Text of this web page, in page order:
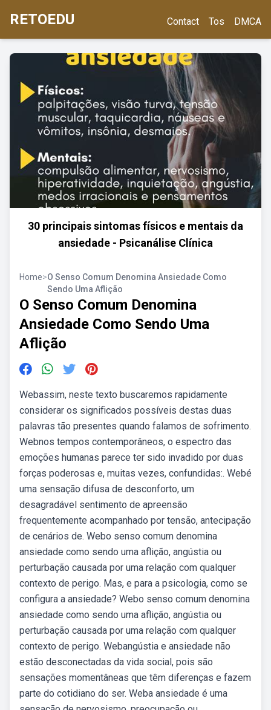
RETOEDU Contact Tos DMCA
30 principais sintomas físicos e mentais da
ansiedade - Psicanálise Clínica
Home>O Senso Comum Denomina Ansiedade Como
Sendo Uma Aflição
O Senso Comum Denomina
Ansiedade Como Sendo Uma
Aflição
Webassim, neste texto buscaremos rapidamente
considerar os significados possíveis destas duas
palavras tão presentes quando falamos de sofrimento.
Webnos tempos contemporâneos, o espectro das
emoções humanas parece ter sido invadido por duas
forças poderosas e, muitas vezes, confundidas:. Webé
uma sensação difusa de desconforto, um
desagradável sentimento de apreensão
frequentemente acompanhado por tensão, antecipação
de cenários de. Webo senso comum denomina
ansiedade como sendo uma aflição, angústia ou
perturbação causada por uma relação com qualquer
contexto de perigo. Mas, e para a psicologia, como se
configura a ansiedade? Webo senso comum denomina
ansiedade como sendo uma aflição, angústia ou
perturbação causada por uma relação com qualquer
contexto de perigo. Webangústia e ansiedade não
estão desconectadas da vida social, pois são
sensações momentâneas que têm diferenças e fazem
parte do cotidiano do ser. Weba ansiedade é uma